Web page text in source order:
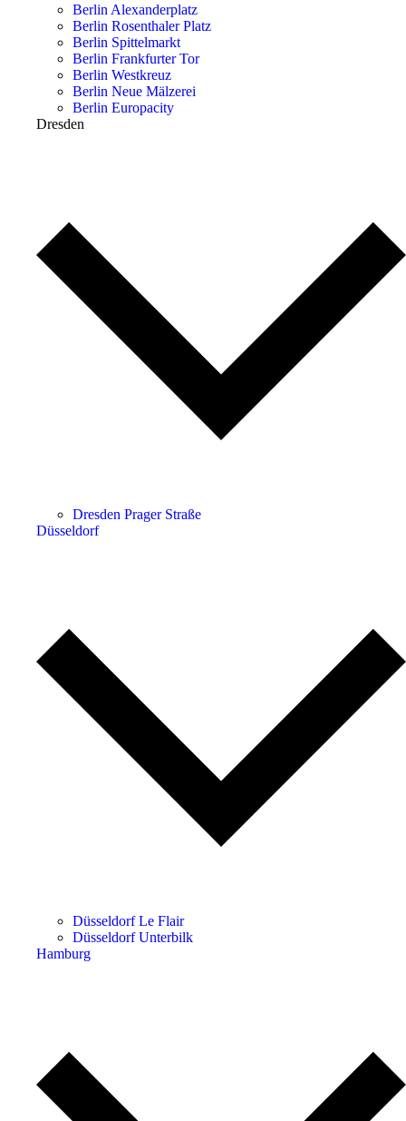
Berlin Alexanderplatz
Berlin Rosenthaler Platz
Berlin Spittelmarkt
Berlin Frankfurter Tor
Berlin Westkreuz
Berlin Neue Mälzerei
Berlin Europacity
Dresden
Dresden Prager Straße
Düsseldorf
Düsseldorf Le Flair
Düsseldorf Unterbilk
Hamburg